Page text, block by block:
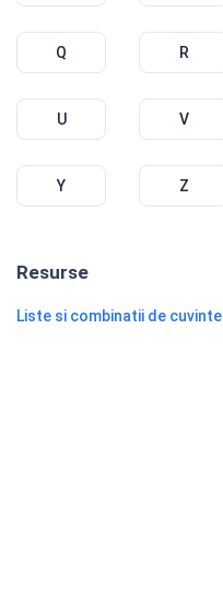
Q R
U V
Y Z
Resurse
Liste si combinatii de cuvinte